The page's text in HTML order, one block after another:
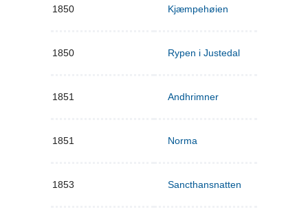
1850 Kjæmpehøien
1850 Rypen i Justedal
1851 Andhrimner
1851 Norma
1853 Sancthansnatten